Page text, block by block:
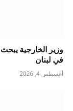
وزير الخارجية
في لبنان
أغسطس 4, 2026